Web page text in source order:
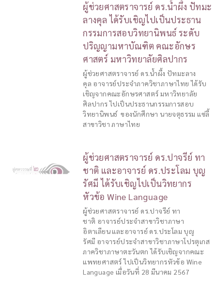
ผู้ช่วยศาสตราจารย์ ดร.น้ำผึ้ง ปัทมะ
ลางคุล ได้รับเชิญไปเป็นประธาน
กรรมการสอบวิทยานิพนธ์ ระดับ
ปริญญามหาบัณฑิต คณะอักษร
ศาสตร์ มหาวิทยาลัยศิลปากร
ผู้ช่วยศาสตราจารย์ ดร.น้ำผึ้ง ปัทมะลาง
คุล อาจารย์ประจำภาควิชาภาษาไทย ได้รับ
เชิญจากคณะอักษรศาสตร์ มหาวิทยาลัย
ศิลปากร ไปเป็นประธานกรรมการสอบ
วิทยานิพนธ์ ของนักศึกษา นายจตุธรรม แซ่ลี้
สาขาวิชา ภาษาไทย
ผู้ช่วยศาสตราจารย์ ดร.ปาจรีย์ ทา
ชาติ และอาจารย์ ดร.ประโลม บุญ
รัศมี ได้รับเชิญไปเป็นวิทยากร
หัวข้อ Wine Language
ผู้ช่วยศาสตราจารย์ ดร.ปาจรีย์ ทา
ชาติ อาจารย์ประจำสาขาวิชาภาษา
อิตาเลียน และอาจารย์ ดร.ประโลม บุญ
รัศมี อาจารย์ประจำสาขาวิชาภาษาโปรตุเกส
ภาควิชาภาษาตะวันตก ได้รับเชิญจากคณะ
แพทยศาสตร์ ไปเป็นวิทยากรหัวข้อ Wine
Language เมื่อวันที่ 28 มีนาคม 2567